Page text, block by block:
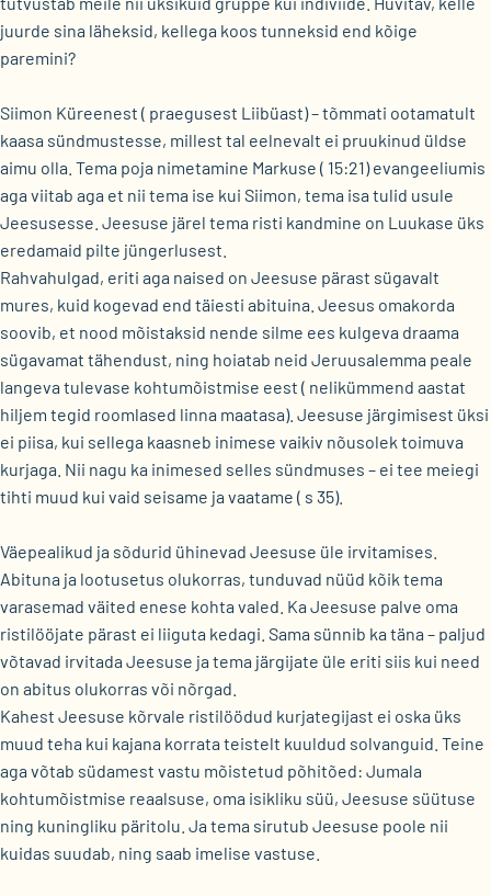
juurde sina läheksid, kellega koos tunneksid end kõige
paremini?
Siimon Küreenest ( praegusest Liibüast) – tõmmati ootamatult
kaasa sündmustesse, millest tal eelnevalt ei pruukinud üldse
aimu olla. Tema poja nimetamine Markuse ( 15:21) evangeeliumis
aga viitab aga et nii tema ise kui Siimon, tema isa tulid usule
Jeesusesse. Jeesuse järel tema risti kandmine on Luukase üks
eredamaid pilte jüngerlusest.
Rahvahulgad, eriti aga naised on Jeesuse pärast sügavalt
mures, kuid kogevad end täiesti abituina. Jeesus omakorda
soovib, et nood mõistaksid nende silme ees kulgeva draama
sügavamat tähendust, ning hoiatab neid Jeruusalemma peale
langeva tulevase kohtumõistmise eest ( nelikümmend aastat
hiljem tegid roomlased linna maatasa). Jeesuse järgimisest üksi
ei piisa, kui sellega kaasneb inimese vaikiv nõusolek toimuva
kurjaga. Nii nagu ka inimesed selles sündmuses – ei tee meiegi
tihti muud kui vaid seisame ja vaatame ( s 35).
Väepealikud ja sõdurid ühinevad Jeesuse üle irvitamises.
Abituna ja lootusetus olukorras, tunduvad nüüd kõik tema
varasemad väited enese kohta valed. Ka Jeesuse palve oma
ristilööjate pärast ei liiguta kedagi. Sama sünnib ka täna – paljud
võtavad irvitada Jeesuse ja tema järgijate üle eriti siis kui need
on abitus olukorras või nõrgad.
Kahest Jeesuse kõrvale ristilöödud kurjategijast ei oska üks
muud teha kui kajana korrata teistelt kuuldud solvanguid. Teine
aga võtab südamest vastu mõistetud põhitõed: Jumala
kohtumõistmise reaalsuse, oma isikliku süü, Jeesuse süütuse
ning kuningliku päritolu. Ja tema sirutub Jeesuse poole nii
kuidas suudab, ning saab imelise vastuse.